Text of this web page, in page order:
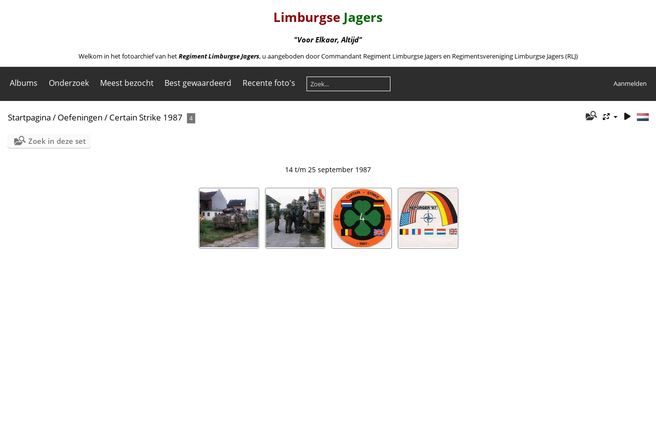
Limburgse Jagers
"Voor Elkaar, Altijd"
Welkom in het fotoarchief van hetRegiment Limburgse Jagers, u aangeboden door Commandant Regiment Limburgse Jagers en Regimentsvereniging Limburgse Jagers (RLJ)
Albums Onderzoek Meest bezocht Best gewaardeerd Recente foto's Aanmelden
Startpagina / Oefeningen / Certain Strike 1987 4
Zoek in deze set
14 t/m 25 september 1987